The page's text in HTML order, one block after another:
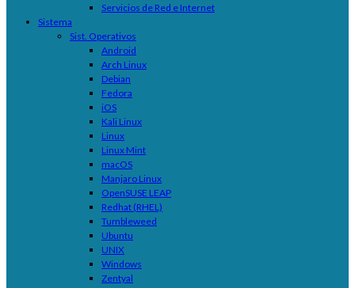
Servicios de Red e Internet
Sistema
Sist. Operativos
Android
Arch Linux
Debian
Fedora
iOS
Kali Linux
Linux
Linux Mint
macOS
Manjaro Linux
OpenSUSE LEAP
Redhat (RHEL)
Tumbleweed
Ubuntu
UNIX
Windows
Zentyal